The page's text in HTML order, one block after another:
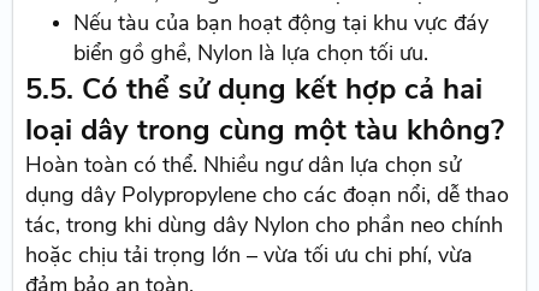
Nếu tàu của bạn hoạt động tại khu vực đáy
biển gồ ghề, Nylon là lựa chọn tối ưu.
5.5. Có thể sử dụng kết hợp cả hai
loại dây trong cùng một tàu không?
Hoàn toàn có thể. Nhiều ngư dân lựa chọn sử
dụng dây Polypropylene cho các đoạn nổi, dễ thao
tác, trong khi dùng dây Nylon cho phần neo chính
hoặc chịu tải trọng lớn – vừa tối ưu chi phí, vừa
đảm bảo an toàn.